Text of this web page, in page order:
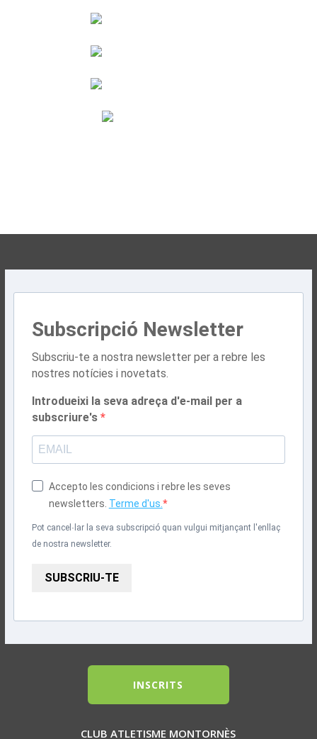
Subscripció Newsletter
Subscriu-te a nostra newsletter per a rebre les
nostres notícies i novetats.
Introdueixi la seva adreça d'e-mail per a
subscriure's
Accepto les condicions i rebre les seves
newsletters. Terme d'us.
Pot cancel·lar la seva subscripció quan vulgui mitjançant l'enllaç
de nostra newsletter.
SUBSCRIU-TE
INSCRITS
CLUB ATLETISME MONTORNÈS